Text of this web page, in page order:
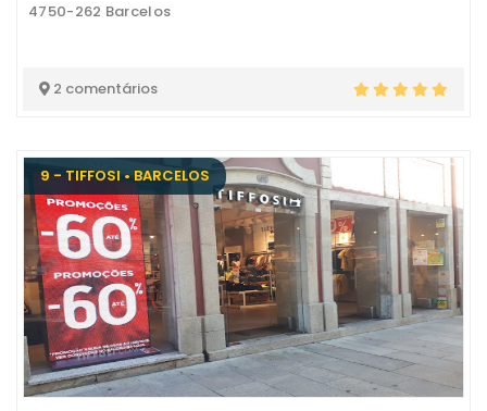
4750-262 Barcelos
2 comentários
9 - TIFFOSI • BARCELOS